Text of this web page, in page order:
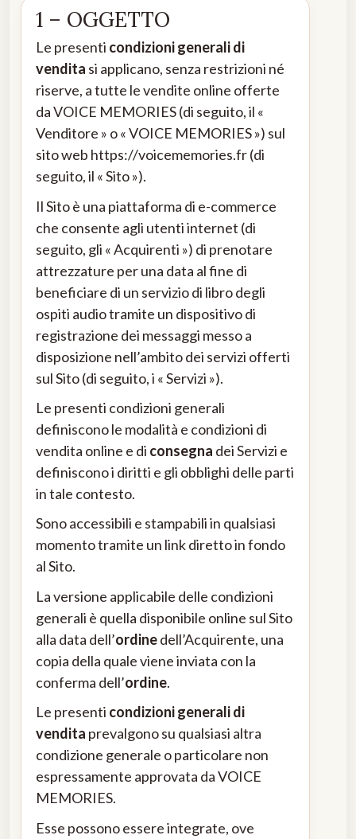
1 – OGGETTO
Le presenti condizioni generali di
vendita si applicano, senza restrizioni né
riserve, a tutte le vendite online offerte
da VOICE MEMORIES (di seguito, il «
Venditore » o « VOICE MEMORIES ») sul
sito web https://voicememories.fr(di
seguito, il « Sito »).
Il Sito è una piattaforma di e-commerce
che consente agli utenti internet (di
seguito, gli « Acquirenti ») di prenotare
attrezzature per una data al fine di
beneficiare di un servizio di libro degli
ospiti audio tramite un dispositivo di
registrazione dei messaggi messo a
disposizione nell’ambito dei servizi offerti
sul Sito (di seguito, i « Servizi »).
Le presenti condizioni generali
definiscono le modalità e condizioni di
vendita online e di consegna dei Servizi e
definiscono i diritti e gli obblighi delle parti
in tale contesto.
Sono accessibili e stampabili in qualsiasi
momento tramite un link diretto in fondo
al Sito.
La versione applicabile delle condizioni
generali è quella disponibile online sul Sito
alla data dell’ordinedell’Acquirente, una
copia della quale viene inviata con la
conferma dell’ordine.
Le presenti condizioni generali di
vendita prevalgono su qualsiasi altra
condizione generale o particolare non
espressamente approvata da VOICE
MEMORIES.
Esse possono essere integrate, ove